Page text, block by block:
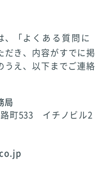
、「 よくある質問に
だき、内容がすでに掲
うえ、以下までご連絡
局
路町533 イチノビル2